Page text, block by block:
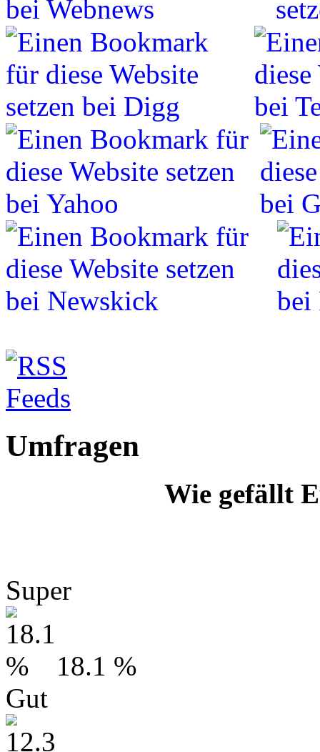
Umfragen
Wie gefällt
Super
18.1 %
Gut